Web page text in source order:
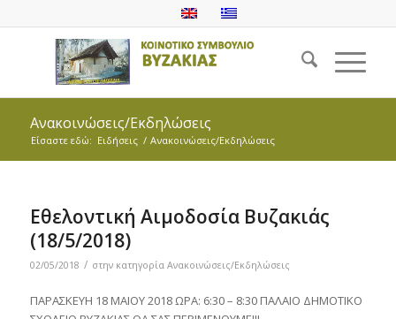
Ανακοινώσεις/Εκδηλώσεις
Είσαστε εδώ: Ειδήσεις / Ανακοινώσεις/Εκδηλώσεις
Εθελοντική Αιμοδοσία Βυζακιάς
(18/5/2018)
02/05/2018 / στην κατηγορία Ανακοινώσεις/Εκδηλώσεις
ΠΑΡΑΣΚΕΥΗ 18 ΜΑΙΟΥ 2018 ΩΡΑ: 6:30 – 8:30 ΠΑΛΑΙΟ ΔΗΜΟΤΙΚΟ